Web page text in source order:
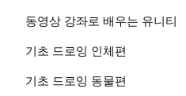
동영상 강좌로 배우는 유니티
기초 드로잉 인체편
기초 드로잉 동물편